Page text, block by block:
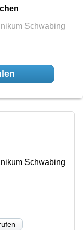
Schwabing
Schwabing